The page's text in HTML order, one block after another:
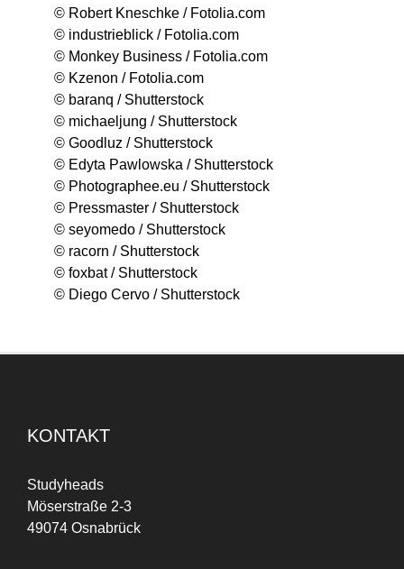
© Robert Kneschke / Fotolia.com
© industrieblick / Fotolia.com
© Monkey Business / Fotolia.com
© Kzenon / Fotolia.com
© baranq / Shutterstock
© michaeljung / Shutterstock
© Goodluz / Shutterstock
© Edyta Pawlowska / Shutterstock
© Photographee.eu / Shutterstock
© Pressmaster / Shutterstock
© seyomedo / Shutterstock
© racorn / Shutterstock
© foxbat / Shutterstock
© Diego Cervo / Shutterstock
KONTAKT
Studyheads
Möserstraße 2-3
49074 Osnabrück